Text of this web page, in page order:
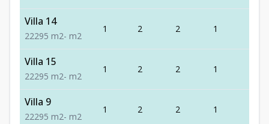
Villa 14
22295 m2- m2
1 2 2 1
Villa 15
22295 m2- m2
1 2 2 1
Villa 9
22295 m2- m2
1 2 2 1